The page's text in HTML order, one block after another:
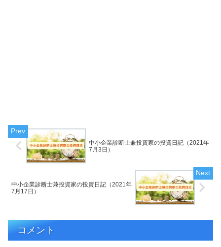
中小企業診断士兼投資家の投資日記（2021年
7月3日）
中小企業診断士兼投資家の投資日記（2021年
7月17日）
コメント